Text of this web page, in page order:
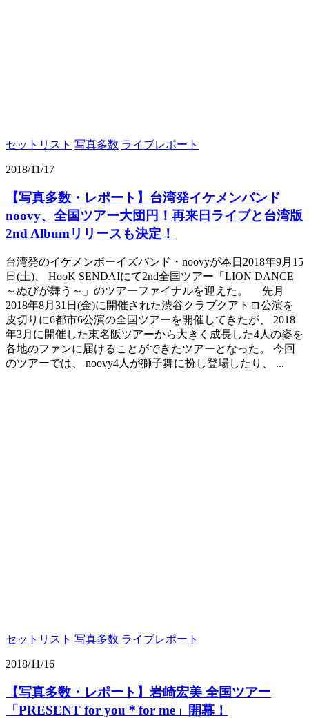
セットリスト 写真多数 ライブレポート
2018/11/17
【写真多数・レポート】台湾発イケメンバンド
noovy、全国ツアー大団円！再来日ライブと台湾版
2nd Albumリリースも決定！
台湾発のイケメンボーイズバンド・noovyが本日2018年9月15
日(土)、 HooK SENDAIにて2nd全国ツアー「LION DANCE
～ぬびが舞う～」のツアーファイナルを迎えた。 先月
2018年8月31日(金)に開催された渋谷クラブクアトロ公演を
皮切りに6都市6公演の全国ツアーを開催してきたが、 2018
年3月に開催した東名阪ツアーから大きく成長した4人の姿を
各地のファンに届けることができたツアーとなった。 今回
のツアーでは、 noovy4人が獅子舞に扮し登場したり、 ...
セットリスト 写真多数 ライブレポート
2018/11/16
【写真多数・レポート】岩崎宏美 全国ツアー
「PRESENT for you＊for me」開幕！